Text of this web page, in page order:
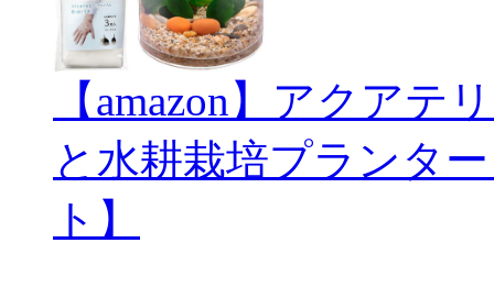
【amazon】アクアテ
と水耕栽培プランタ
ト】